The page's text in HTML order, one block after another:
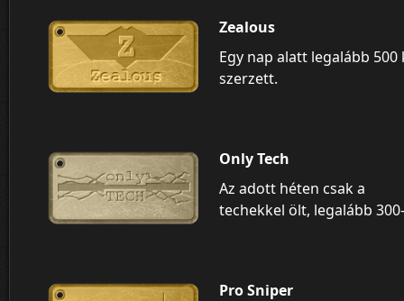
Zealous
Egy nap alatt legalább 500
szerzett.
Only Tech
Az adott héten csak a
techekkel ölt, legalább
Pro Sniper